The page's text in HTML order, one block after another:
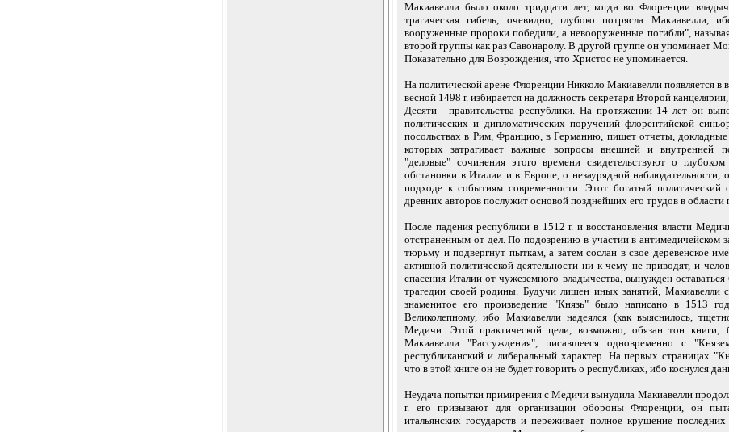
Макиавелли было около тридцати лет, когда во Флоренции
трагическая гибель, очевидно, глубоко потрясла Макиавелли,
вооруженные пророки победили, а невооруженные погибли",
второй группы как раз Савонаролу. В другой группе он упоминает
Показательно для Возрождения, что Христос не упоминается.
На политической арене Флоренции Никколо Макиавелли появляется в
весной 1498 г. избирается на должность секретаря Второй
Десяти - правительства республики. На протяжении 14 лет он
политических и дипломатических поручений флорентийской
посольствах в Рим, Францию, в Германию, пишет отчеты, докладные
которых затрагивает важные вопросы внешней и внутренней
"деловые" сочинения этого времени свидетельствуют о
обстановки в Италии и в Европе, о незаурядной наблюдательности,
подходе к событиям современности. Этот богатый политический
древних авторов послужит основой позднейших его трудов в области
После падения республики в 1512 г. и восстановления власти
отстраненным от дел. По подозрению в участии в антимедичейском
тюрьму и подвергнут пыткам, а затем сослан в свое деревенское
активной политической деятельности ни к чему не приводят, и
спасения Италии от чужеземного владычества, вынужден
трагедии своей родины. Будучи лишен иных занятий, Макиавелли
знаменитое его произведение "Князь" было написано в 1513
Великолепному, ибо Макиавелли надеялся (как выяснилось,
Медичи. Этой практической цели, возможно, обязан тон книги;
Макиавелли "Рассуждения", писавшееся одновременно с
республиканский и либеральный характер. На первых страницах
что в этой книге он не будет говорить о республиках, ибо коснулся
Неудача попытки примирения с Медичи вынудила Макиавелли
г. его призывают для организации обороны Флоренции, он
итальянских государств и переживает полное крушение